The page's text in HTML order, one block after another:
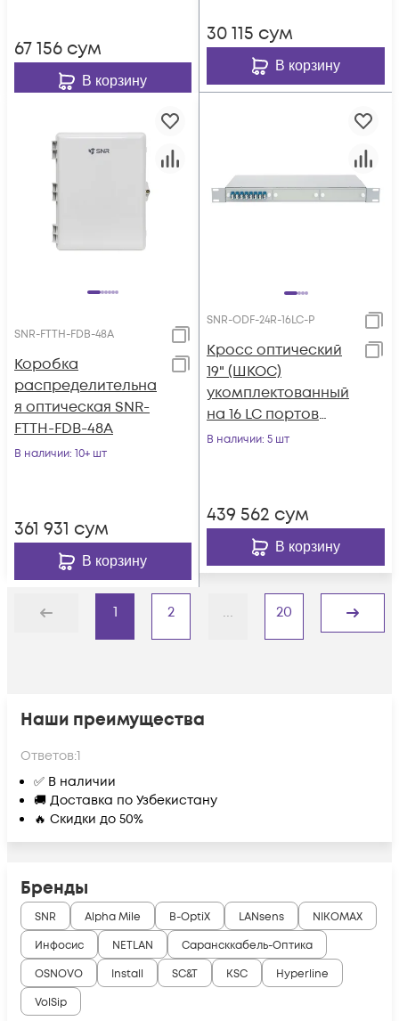
67 156 сум
В корзину
30 115 сум
В корзину
SNR-FTTH-FDB-48A
Коробка
распределительна
я оптическая SNR-
FTTH-FDB-48A
В наличии: 10+ шт
361 931 сум
В корзину
SNR-ODF-24R-16LC-P
Кросс оптический
19" (ШКОС)
укомплектованный
на 16 LC портов
(комплект с
В наличии: 5 шт
439 562 сум
В корзину
Назад
1 2 ... 20
Дальше
Наши преимущества
Ответов:1
✅ В наличии
🚚 Доставка по Узбекистану
🔥 Скидки до 50%
Бренды
SNR Alpha Mile B-OptiX LANsens
NIKOMAX
Инфосис
NETLAN
Сарансккабель-Оптика
OSNOVO
Install SC&T KSC
Hyperline
VolSip